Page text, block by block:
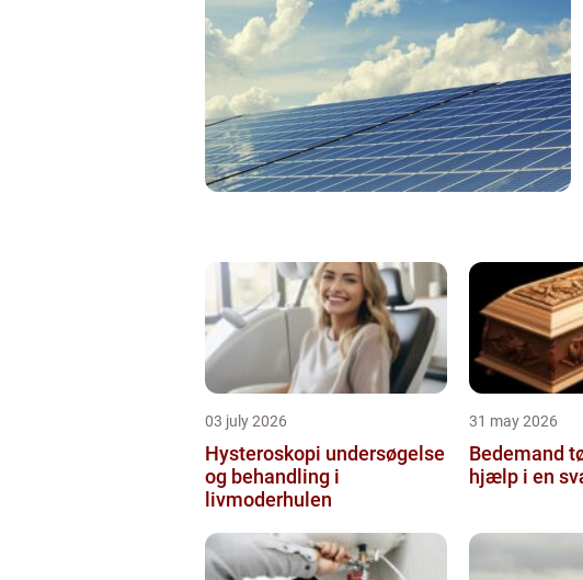
03 july 2026
Hysteroskopi undersøgelse
og behandling i
livmoderhulen
31 may 2026
Bedemand
hjælp i en